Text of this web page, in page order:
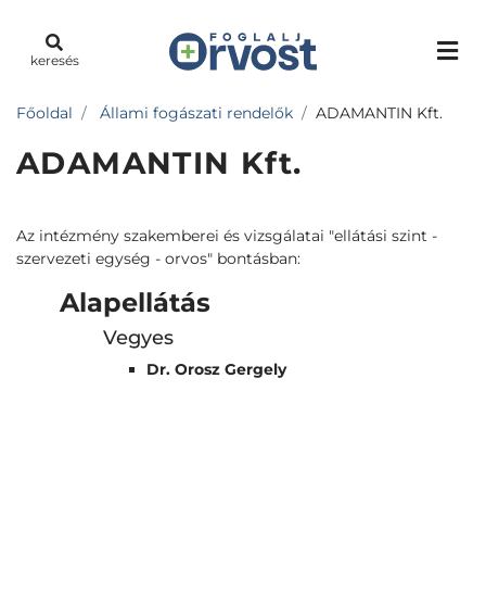
keresés
Főoldal Állami fogászati rendelők ADAMANTIN Kft.
ADAMANTIN Kft.
Az intézmény szakemberei és vizsgálatai "ellátási szint -
szervezeti egység - orvos" bontásban:
Alapellátás
Vegyes
Dr. Orosz Gergely